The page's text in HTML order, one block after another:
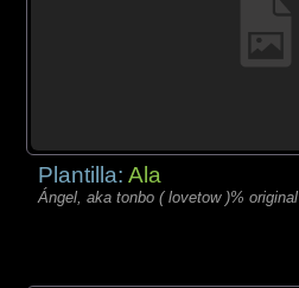
Plantilla:Ala
Ángel, aka tonbo ( lovetow )% original